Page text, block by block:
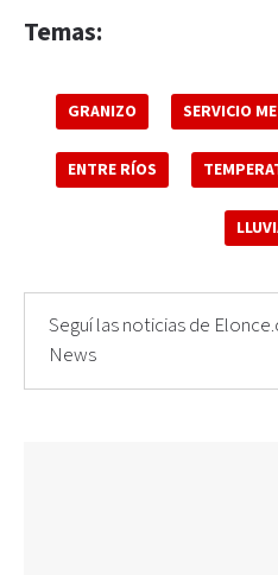
Temas:
GRANIZO SERVICIO
ENTRE RÍOS
Seguí las noticias de
News